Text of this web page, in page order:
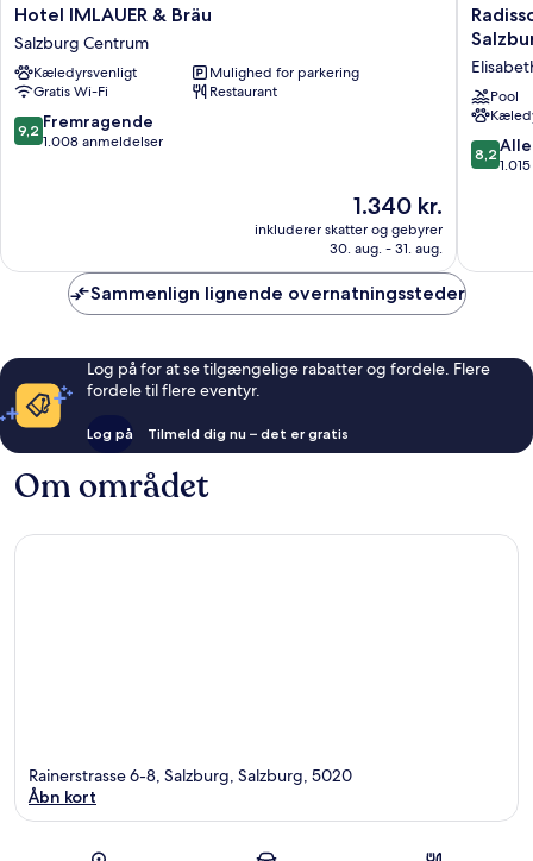
Hotel
IMLAUER
&
Bräu
Salzburg
Centrum
Hotel IMLAUER & Bräu
Salzburg Centrum
Kæledyrsvenligt
Mulighed for parkering
Gratis Wi-Fi
Restaurant
9.2
ud
9,2 Fremragende
1.008 anmeldelser
Prisen
er
1.340 kr.
1.340 kr.
inkluderer skatter og gebyrer
30. aug. - 31. aug.
Blu
&
Centre,
Pool
8.2
ud
8,2
Sammenlign lignende overnatningssteder
Log på for at se tilgængelige rabatter og fordele. Flere
fordele til flere eventyr.
Log på Tilmeld dig nu – det er gratis
Om området
Rainerstrasse 6-8, Salzburg, Salzburg, 5020
Åbn kort